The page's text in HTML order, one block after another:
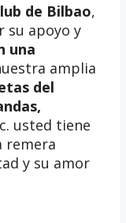
de Bilbao,
su apoyo y
una
amplia
del
usted tiene
remera
y su amor